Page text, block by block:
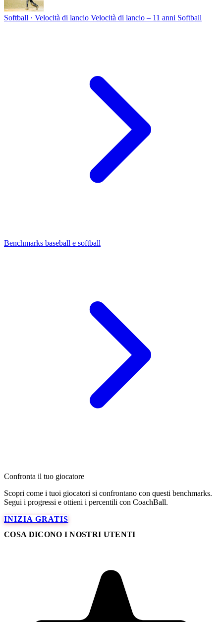
Softball · Velocità di lancio Velocità di lancio – 11 anni Softball
Benchmarks baseball e softball
Confronta il tuo giocatore
Scopri come i tuoi giocatori si confrontano con questi benchmarks.
Segui i progressi e ottieni i percentili con CoachBall.
INIZIA GRATIS
COSA DICONO I NOSTRI UTENTI